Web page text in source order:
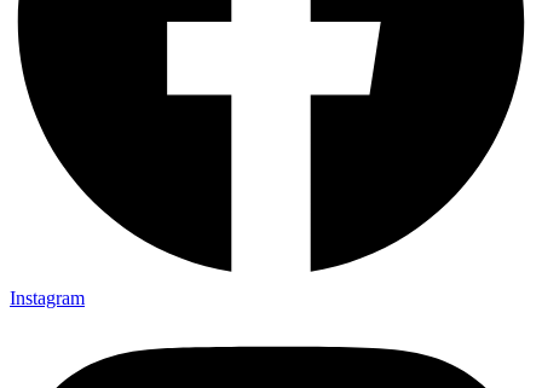
Instagram